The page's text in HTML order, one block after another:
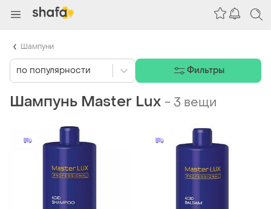
Шампунь Master Lux - 3 вещи
по популярности Фильтры
Шампуни